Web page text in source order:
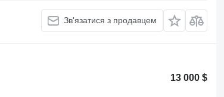
Зв'язатися з продавцем
13 000 $